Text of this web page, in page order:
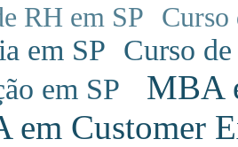
RH em SP Curso
em SP Curso
em SP
MBA
em Customer